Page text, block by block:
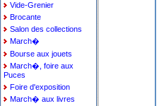
Vide-Grenier
Brocante
Salon des collections
March�
Bourse aux jouets
March�, foire aux
Puces
Foire d'exposition
March� aux livres